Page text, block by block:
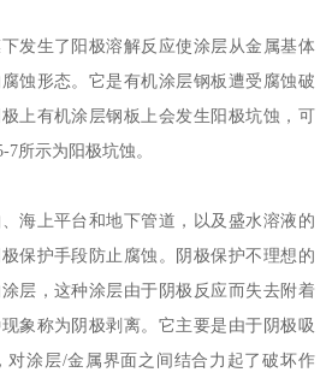
发生了阳极溶解反应使涂层从金属基体
蚀形态。它是有机涂层钢板遭受腐蚀破
上有机涂层钢板上会发生阳极坑蚀，可
所示为阳极坑蚀。
海上平台和地下管道，以及盛水溶液的
保护手段防止腐蚀。阴极保护不理想的
层，这种涂层由于阴极反应而失去附着
象称为阴极剥离。它主要是由于阴极吸
对涂层/金属界面之间结合力起了破坏作